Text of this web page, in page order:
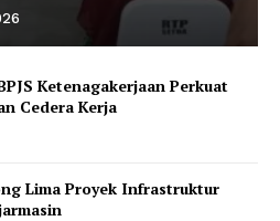
Ketenagakerjaan Perkuat
Cedera Kerja
Lima Proyek Infrastruktur